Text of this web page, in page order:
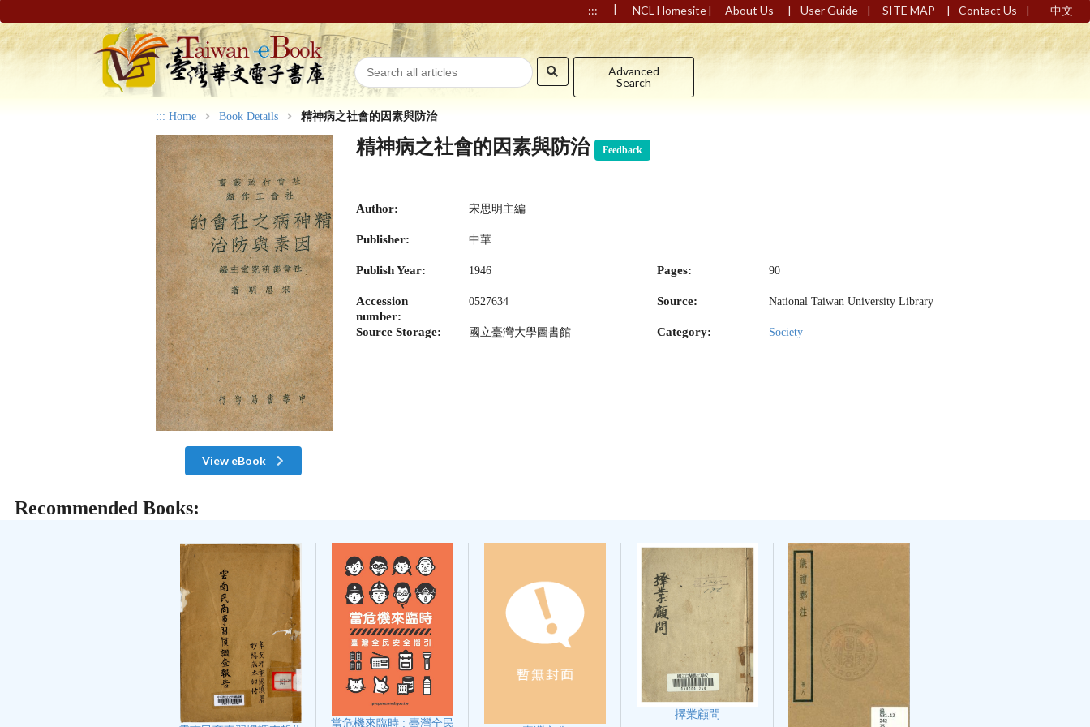
::: | NCL Homesite| About Us | User Guide | SITE MAP | Contact Us | 中文
Advanced
Search
::: Home Book Details 精神病之社會的因素與防治
View eBook
精神病之社會的因素與防治 Feedback
Author: 宋思明主編
Publisher: 中華
Publish Year: 1946 Pages: 90
Accession
number:
0527634 Source: National Taiwan University Library
Source Storage: 國立臺灣大學圖書館 Category: Society
Recommended Books:
當危機來臨時 : 臺灣全民
擇業顧問